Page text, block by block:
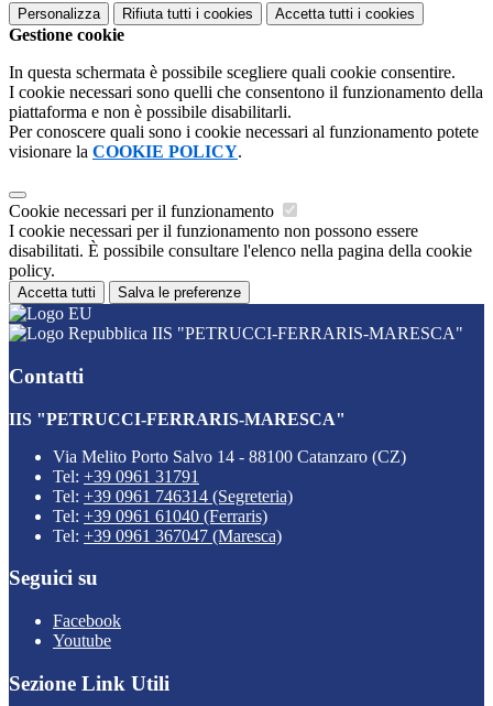
Personalizza Rifiuta tutti i cookies Accetta tutti i cookies
Gestione cookie
In questa schermata è possibile scegliere quali cookie consentire.
I cookie necessari sono quelli che consentono il funzionamento della
piattaforma e non è possibile disabilitarli.
Per conoscere quali sono i cookie necessari al funzionamento potete
visionare la COOKIE POLICY.
Cookie necessari per il funzionamento
I cookie necessari per il funzionamento non possono essere
disabilitati. È possibile consultare l'elenco nella pagina della cookie
policy.
Accetta tutti Salva le preferenze
IIS "PETRUCCI-FERRARIS-MARESCA"
Contatti
IIS "PETRUCCI-FERRARIS-MARESCA"
Via Melito Porto Salvo 14 - 88100 Catanzaro (CZ)
Tel: +39 0961 31791
Tel: +39 0961 746314 (Segreteria)
Tel: +39 0961 61040 (Ferraris)
Tel: +39 0961 367047 (Maresca)
Seguici su
Facebook
Youtube
Sezione Link Utili